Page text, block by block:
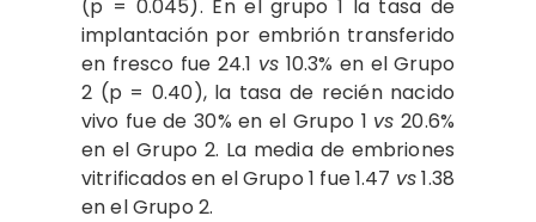
(p = 0.045). En el grupo 1 la tasa de
implantación por embrión transferido
en fresco fue 24.1 vs 10.3% en el Grupo
2 (p = 0.40), la tasa de recién nacido
vivo fue de 30% en el Grupo 1 vs 20.6%
en el Grupo 2. La media de embriones
vitrificados en el Grupo 1 fue 1.47 vs1.38
en el Grupo 2.